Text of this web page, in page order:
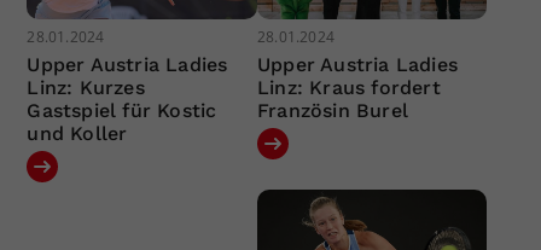
28.01.2024
Upper Austria Ladies
Linz: Kurzes
Gastspiel für Kostic
und Koller
28.01.2024
Upper Austria Ladies
Linz: Kraus fordert
Französin Burel